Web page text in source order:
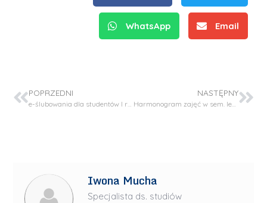
WhatsApp Email
POPRZEDNI
e-ślubowania dla studentów I roku II stopnia
NASTĘPNY
Harmonogram zajęć w sem. letnim roku akad. 2025/26
Iwona Mucha
Specjalista ds. studiów